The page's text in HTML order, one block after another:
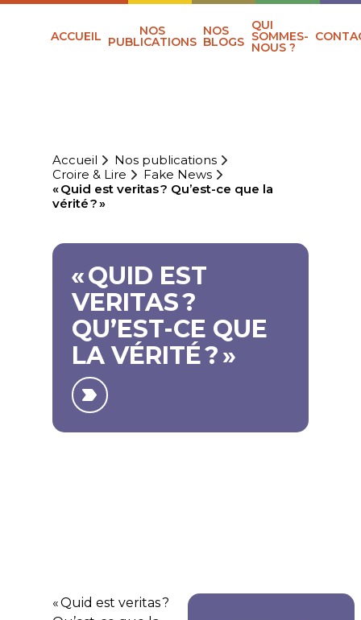
ACCUEIL NOS
PUBLICATIONS
NOS
BLOGS
QUI
SOMMES-
NOUS ?
Accueil
Nos publications
Croire & Lire
Fake News
« Quid est veritas ? Qu’est-ce que la
vérité ? »
« QUID EST
VERITAS ?
QU’EST-CE QUE
LA VÉRITÉ ? »
«Quid est veritas ?